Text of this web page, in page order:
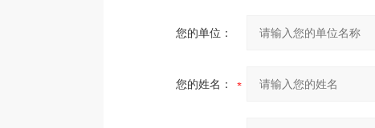
您的单位：
您的姓名：